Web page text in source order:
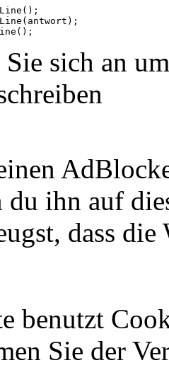
sich an
du ihn auf
dass
benutzt
Sie der